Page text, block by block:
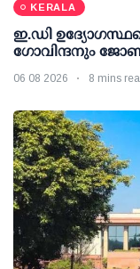
KERALA
ഇ.ഡി
ഗോവിന്ദനും ജോണ്‍
06 08 2026 8 mins